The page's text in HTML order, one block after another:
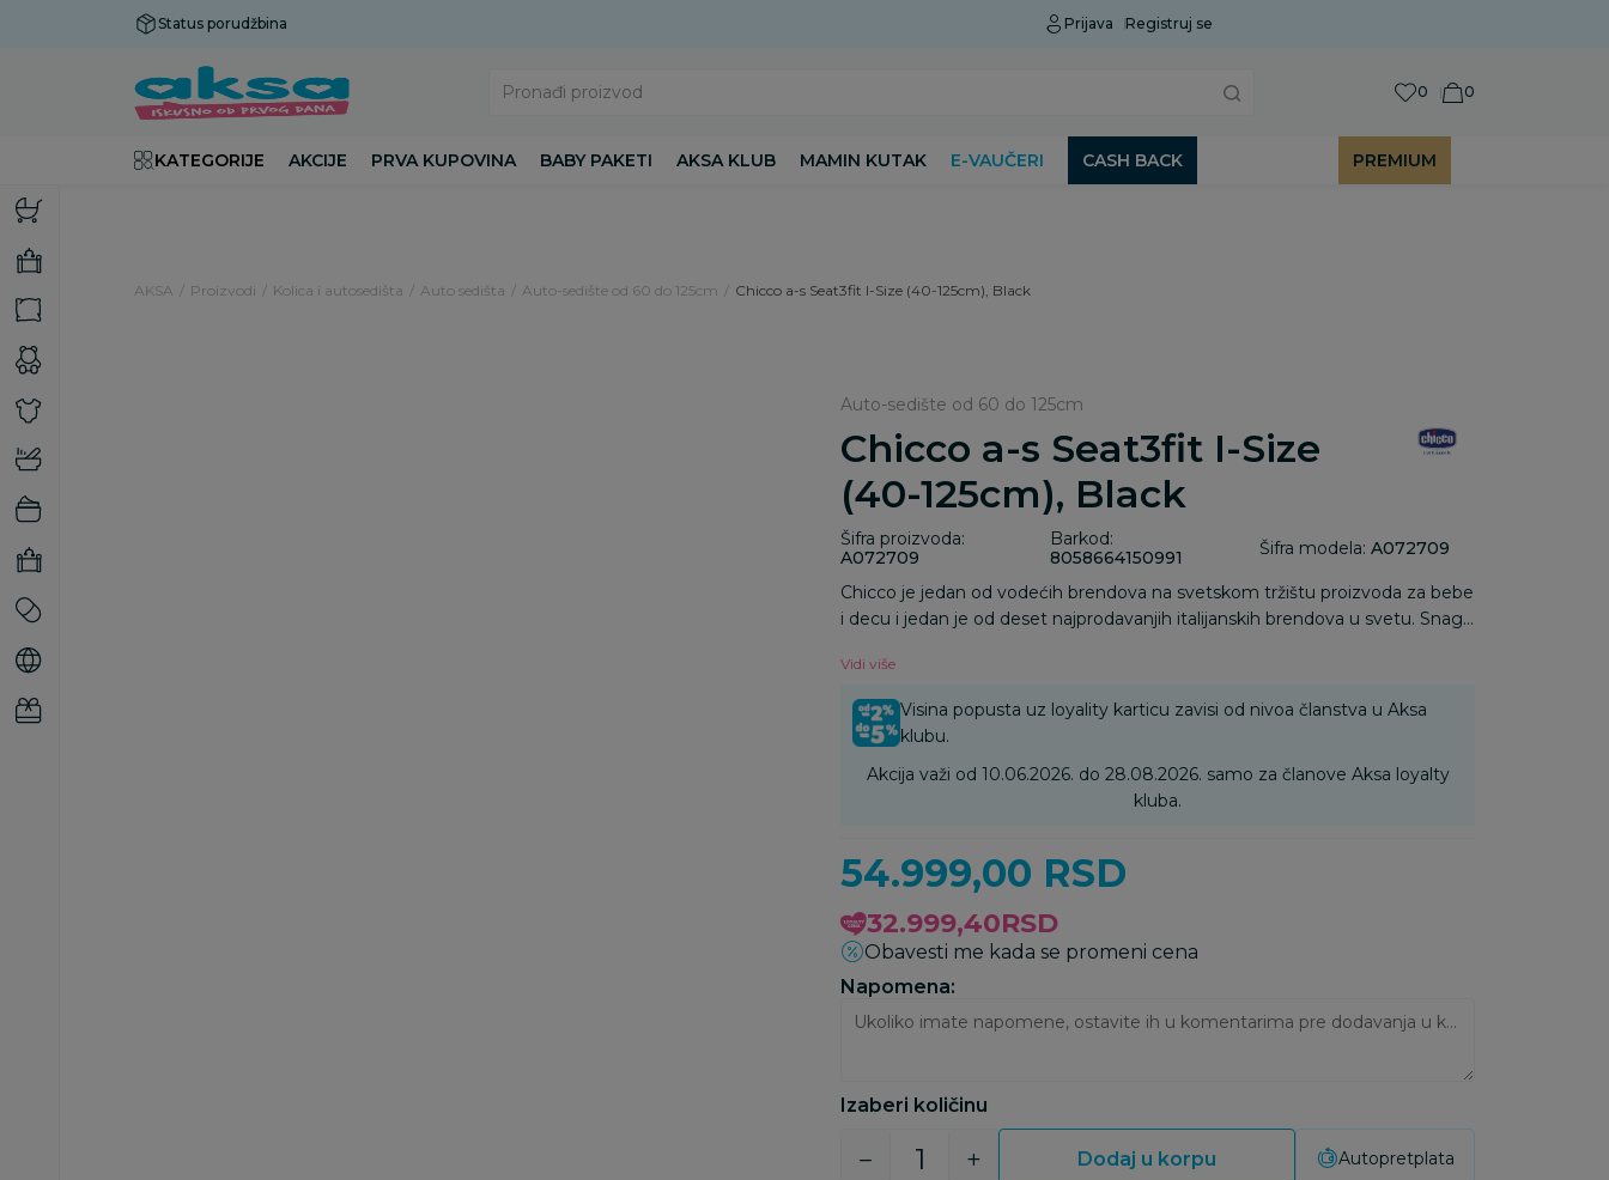
Status porudžbina Uobičajeni rok isporuke je 2 do 7 radnih dana!
Prijava Registruj se
Pronađi proizvod 0 0
KATEGORIJE AKCIJE PRVA KUPOVINA BABY PAKETI AKSA KLUB MAMIN KUTAK E-VAUČERI CASH BACK PREMIUM
AKSA Proizvodi Kolica i autosedišta Auto sedišta Auto-sedište od 60 do 125cm Chicco a-s Seat3fit I-Size (40-125cm), Black
Auto-sedište od 60 do 125cm
Chicco a-s Seat3fit I-Size
(40-125cm), Black
Šifra proizvoda:
A072709
Barkod:
8058664150991
Šifra modela: A072709
Chicco je jedan od vodećih brendova na svetskom tržištu proizvoda za bebe
i decu i jedan je od deset najprodavanjih italijanskih brendova u svetu. Snaga
zadovoljava potrebe dece od rođenja do tri godine.
Vidi više
Visina popusta uz loyality karticu zavisi od nivoa članstva u Aksa
klubu.
Akcija važi od 10.06.2026. do 28.08.2026. samo za članove Aksa loyalty
kluba.
54.999,00 RSD
32.999,40RSD
Obavesti me kada se promeni cena
Napomena:
Ukoliko imate napomene, ostavite ih u komentarima pre dodavanja u korpu:
Izaberi količinu
Dodaj u korpu Autopretplata